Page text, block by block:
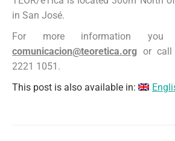
in San José.
For more information
comunicacion@teoretica.org or call
2221 1051.
This post is also available in: